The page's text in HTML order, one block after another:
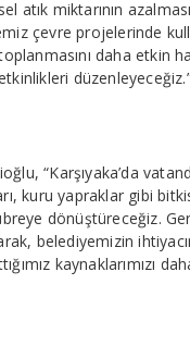
atık miktarının azalması
çevre projelerinde
daha etkin
“Karşıyaka’da
kuru yapraklar gibi
dönüştüreceğiz.
belediyemizin
kaynaklarımızı